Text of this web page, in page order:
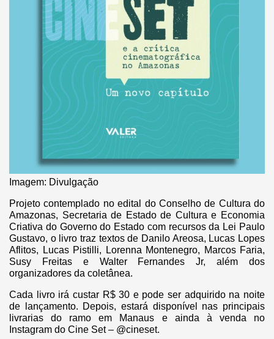
Imagem: Divulgação
Projeto contemplado no edital do Conselho de Cultura do
Amazonas, Secretaria de Estado de Cultura e Economia
Criativa do Governo do Estado com recursos da Lei Paulo
Gustavo, o livro traz textos de Danilo Areosa, Lucas Lopes
Aflitos, Lucas Pistilli, Lorenna Montenegro, Marcos Faria,
Susy Freitas e Walter Fernandes Jr, além dos
organizadores da coletânea.
Cada livro irá custar R$ 30 e pode ser adquirido na noite
de lançamento. Depois, estará disponível nas principais
livrarias do ramo em Manaus e ainda à venda no
Instagram do Cine Set – @cineset.